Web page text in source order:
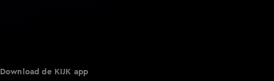
Download de KIJK app